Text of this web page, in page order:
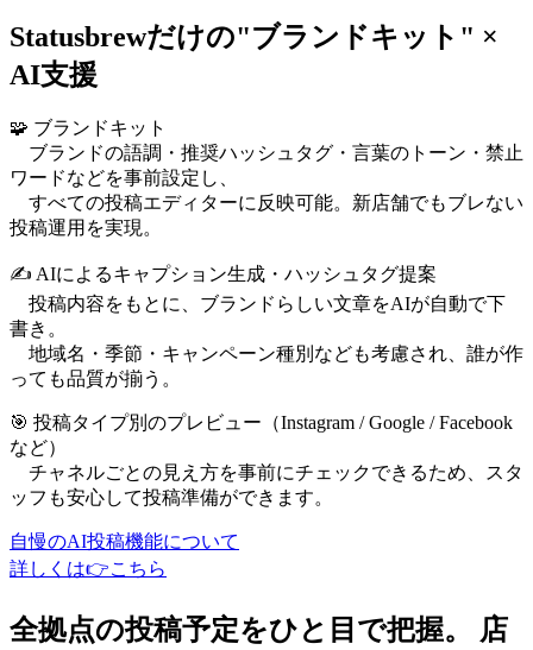
Statusbrewだけの"ブランドキット" ×
AI支援
🧩 ブランドキット
ブランドの語調・推奨ハッシュタグ・言葉のトーン・禁止
ワードなどを事前設定し、
すべての投稿エディターに反映可能。新店舗でもブレない
投稿運用を実現。
✍️ AIによるキャプション生成・ハッシュタグ提案
投稿内容をもとに、ブランドらしい文章をAIが自動で下
書き。
地域名・季節・キャンペーン種別なども考慮され、誰が作
っても品質が揃う。
🎯 投稿タイプ別のプレビュー（Instagram / Google / Facebook
など）
チャネルごとの見え方を事前にチェックできるため、スタ
ッフも安心して投稿準備ができます。
自慢のAI投稿機能について
詳しくは👉こちら
全拠点の投稿予定をひと目で把握。 店